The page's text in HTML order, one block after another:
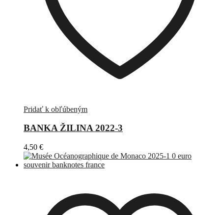
Pridať k obľúbeným
BANKA ŽILINA 2022-3
4,50 €